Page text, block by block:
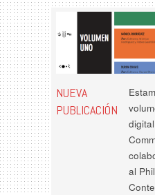
NUEVA
PUBLICACIÓN
al